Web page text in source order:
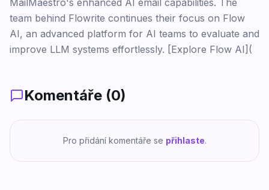
MailMaestro's enhanced AI email capabilities. The
team behind Flowrite continues their focus on Flow
AI, an advanced platform for AI teams to evaluate and
improve LLM systems effortlessly. [Explore Flow AI](
Komentáře (0)
Pro přidání komentáře se přihlaste.